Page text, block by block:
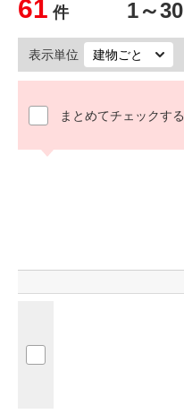
61 件 1～30
表示単位
まとめてチェックする